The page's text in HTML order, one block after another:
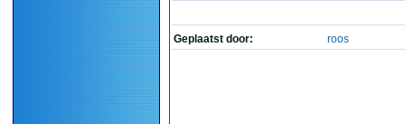
Geplaatst door: roos